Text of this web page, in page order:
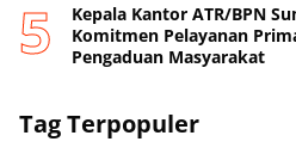
Kepala Kantor ATR/BPN
Komitmen Pelayanan
Pengaduan Masyarakat
Tag Terpopuler